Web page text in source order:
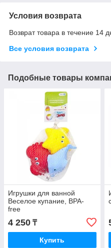
Условия возврата
Возврат товара в течение 14
Все условия возврата
Подобные товары
Игрушки для ванной
Веселое купание, BPA-
free
4 250 ₸
Купить